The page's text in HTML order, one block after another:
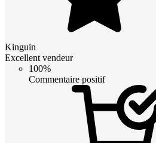
Kinguin
Excellent vendeur
100%
Commentaire positif